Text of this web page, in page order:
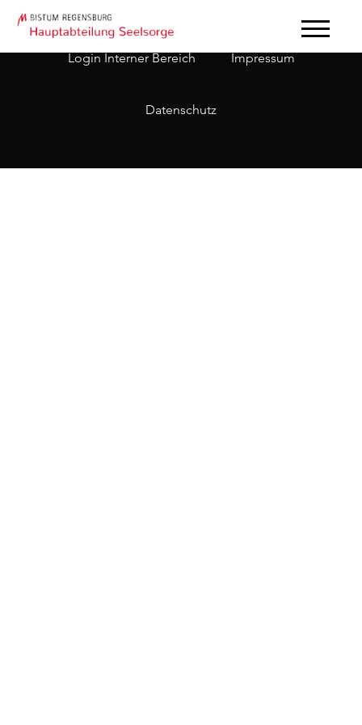
Login Interner Bereich Impressum
Datenschutz